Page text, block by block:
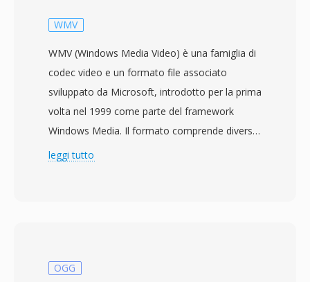
WMV
WMV (Windows Media Video) è una famiglia di
codec video e un formato file associato
sviluppato da Microsoft, introdotto per la prima
volta nel 1999 come parte del framework
Windows Media. Il formato comprende diverse
generazioni di codec, dal WMV 7 originale fino
contenuto video. WMV 9/VC-1 ha raggiunto
leggi tutto
OGG